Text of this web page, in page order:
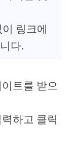
링크에
다.
트를 받으
하고 클릭